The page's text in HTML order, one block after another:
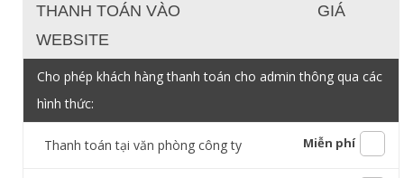
THANH TOÁN VÀO
WEBSITE
GIÁ
Cho phép khách hàng thanh toán cho admin thông qua các
hình thức:
Thanh toán tại văn phòng công ty Miễn phí